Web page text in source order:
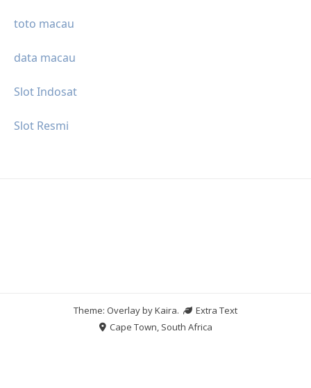
toto macau
data macau
Slot Indosat
Slot Resmi
Theme: Overlay byKaira.
Extra Text
Cape Town, South Africa